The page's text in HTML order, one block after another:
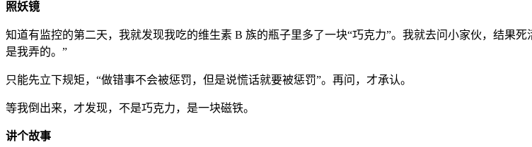
照妖镜
知道有监控的第二天，我就发现我吃的维生素 B 族的瓶子里多了一块“巧克力”。我就去问小家伙，结果
是我弄的。”
只能先立下规矩，“做错事不会被惩罚，但是说慌话就要被惩罚”。再问，才承认。
等我倒出来，才发现，不是巧克力，是一块磁铁。
讲个故事